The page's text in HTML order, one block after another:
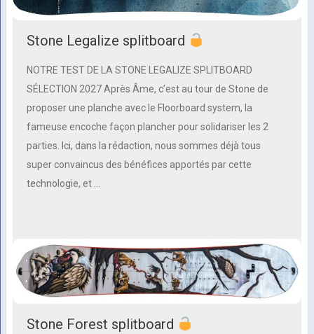
Stone Legalize splitboard
NOTRE TEST DE LA STONE LEGALIZE SPLITBOARD
SÉLECTION 2027 Après Âme, c’est au tour de Stone de
proposer une planche avec le Floorboard system, la
fameuse encoche façon plancher pour solidariser les 2
parties. Ici, dans la rédaction, nous sommes déjà tous
super convaincus des bénéfices apportés par cette
technologie, et …
Stone Forest splitboard